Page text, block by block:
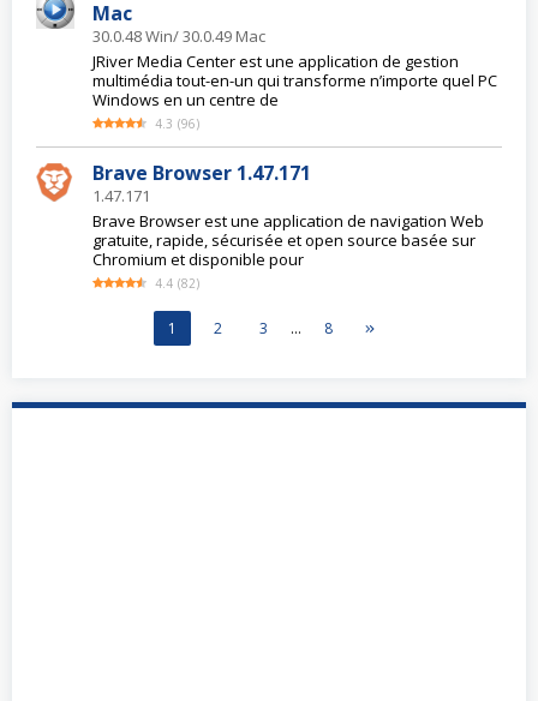
Mac
30.0.48 Win/ 30.0.49 Mac
JRiver Media Center est une application de gestion
multimédia tout-en-un qui transforme n’importe quel PC
Windows en un centre de
4.3 (96)
Brave Browser 1.47.171
1.47.171
Brave Browser est une application de navigation Web
gratuite, rapide, sécurisée et open source basée sur
Chromium et disponible pour
4.4 (82)
1 2 3 … 8